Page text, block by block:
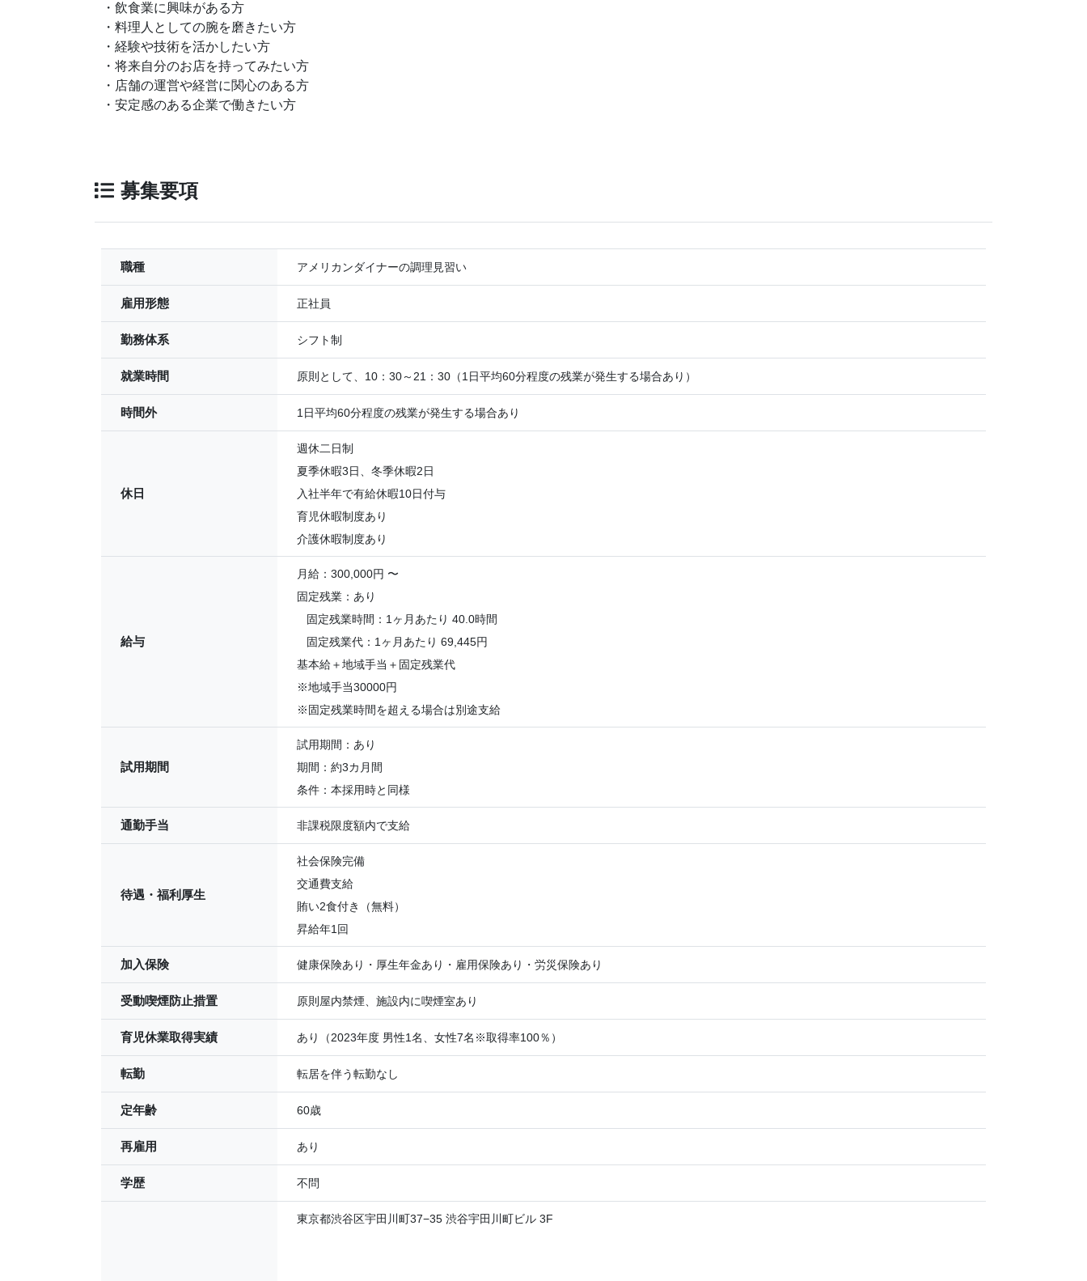
・飲食業に興味がある方
・料理人としての腕を磨きたい方
・経験や技術を活かしたい方
・将来自分のお店を持ってみたい方
・店舗の運営や経営に関心のある方
・安定感のある企業で働きたい方
募集要項
職種 アメリカンダイナーの調理見習い
雇用形態 正社員
勤務体系 シフト制
就業時間 原則として、10：30～21：30（1日平均60分程度の残業が発生する場合あり）
時間外 1日平均60分程度の残業が発生する場合あり
休日
週休二日制
夏季休暇3日、冬季休暇2日
入社半年で有給休暇10日付与
育児休暇制度あり
介護休暇制度あり
給与
月給：300,000円 〜
固定残業：あり
固定残業時間：1ヶ月あたり 40.0時間
固定残業代：1ヶ月あたり 69,445円
基本給＋地域手当＋固定残業代
※地域手当30000円
※固定残業時間を超える場合は別途支給
試用期間
試用期間：あり
期間：約3カ月間
条件：本採用時と同様
通勤手当 非課税限度額内で支給
待遇・福利厚生
社会保険完備
交通費支給
賄い2食付き（無料）
昇給年1回
加入保険 健康保険あり・厚生年金あり・雇用保険あり・労災保険あり
受動喫煙防止措置 原則屋内禁煙、施設内に喫煙室あり
育児休業取得実績 あり（2023年度 男性1名、女性7名※取得率100％）
転勤 転居を伴う転勤なし
定年齢 60歳
再雇用 あり
学歴 不問
東京都渋谷区宇田川町37−35 渋谷宇田川町ビル 3F